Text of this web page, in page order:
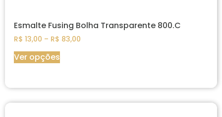
Esmalte Fusing Bolha Transparente 800.C
R$ 13,00 – R$ 83,00
Ver opções